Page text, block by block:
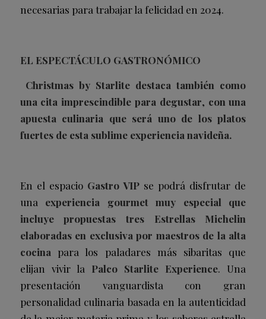
necesarias para trabajar la felicidad en 2024.
EL ESPECTÁCULO GASTRONÓMICO
Christmas by Starlite destaca también como
una cita imprescindible para degustar, con una
apuesta culinaria que será uno de los platos
fuertes de esta sublime experiencia navideña.
En el espacio Gastro VIP se podrá disfrutar de
una experiencia gourmet muy especial que
incluye propuestas tres Estrellas Michelin
elaboradas en exclusiva por maestros de la alta
cocina para los paladares más sibaritas que
elijan vivir la Palco Starlite Experience. Una
presentación vanguardista con gran
personalidad culinaria basada en la autenticidad